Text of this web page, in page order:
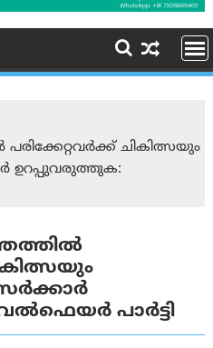
ചികിത്സയും
ഉറപ്പുവരുത്തുക:
പാർട്ടി